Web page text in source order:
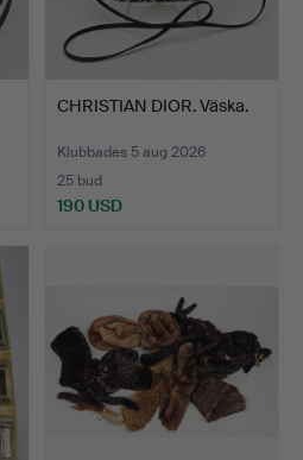
CHRISTIAN DIOR. Väska.
Klubbades 5 aug 2026
25 bud
190 USD